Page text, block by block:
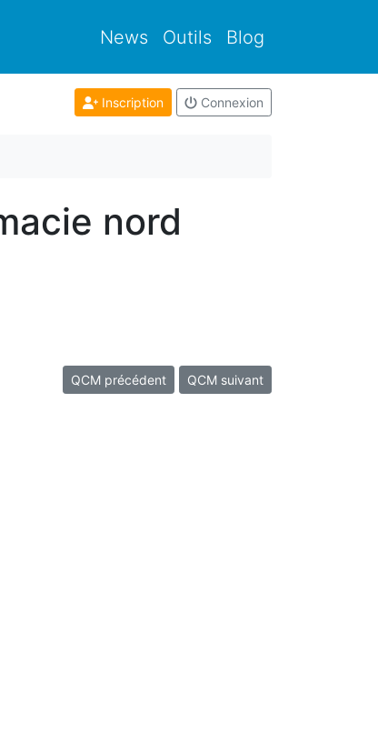
News Outils Blog
Inscription Connexion
nord
QCM précédent QCM suivant